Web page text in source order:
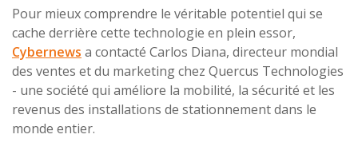
Pour mieux comprendre le véritable potentiel qui se
cache derrière cette technologie en plein essor,
Cybernews a contacté Carlos Diana, directeur mondial
des ventes et du marketing chez Quercus Technologies
- une société qui améliore la mobilité, la sécurité et les
revenus des installations de stationnement dans le
monde entier.